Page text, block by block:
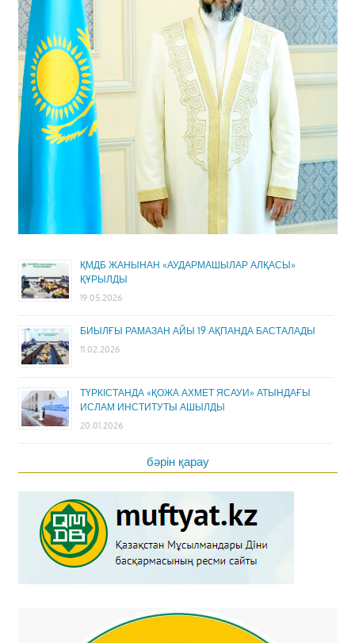
ҚМДБ ЖАНЫНАН «АУДАРМАШЫЛАР АЛҚАСЫ»
ҚҰРЫЛДЫ
19.05.2026
БИЫЛҒЫ РАМАЗАН АЙЫ 19 АҚПАНДА БАСТАЛАДЫ
11.02.2026
ТҮРКІСТАНДА «ҚОЖА АХМЕТ ЯСАУИ» АТЫНДАҒЫ
ИСЛАМ ИНСТИТУТЫ АШЫЛДЫ
20.01.2026
бәрін қарау